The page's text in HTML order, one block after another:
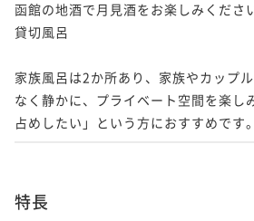
函館の地酒で月見酒をお楽しみください
貸切風呂
家族風呂は2か所あり、家族やカップ
なく静かに、プライベート空間を楽し
特長